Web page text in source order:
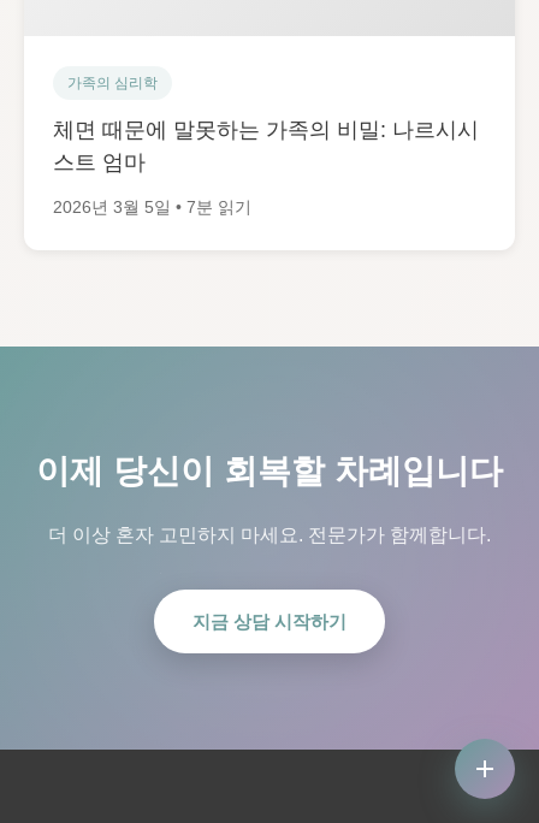
가족의 심리학
체면 때문에 말못하는 가족의 비밀: 나르시시
스트 엄마
2026년 3월 5일 • 7분 읽기
이제 당신이 회복할 차례입니다
더 이상 혼자 고민하지 마세요. 전문가가 함께합니다.
지금 상담 시작하기